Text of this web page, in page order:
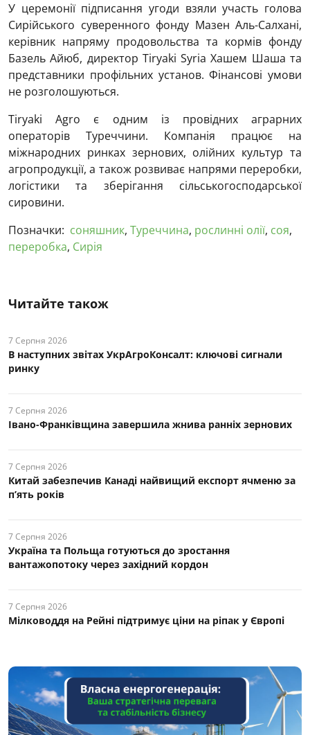
У церемонії підписання угоди взяли участь голова
Сирійського суверенного фонду Мазен Аль-Салхані,
керівник напряму продовольства та кормів фонду
Базель Айюб, директор Tiryaki Syria Хашем Шаша та
представники профільних установ. Фінансові умови
не розголошуються.
Tiryaki Agro є одним із провідних аграрних
операторів Туреччини. Компанія працює на
міжнародних ринках зернових, олійних культур та
агропродукції, а також розвиває напрями переробки,
логістики та зберігання сільськогосподарської
сировини.
Позначки: соняшник, Туреччина, рослинні олії, соя,
переробка, Сирія
Читайте також
7 Серпня 2026
В наступних звітах УкрАгроКонсалт: ключові cигнали
ринку
7 Серпня 2026
Івано-Франківщина завершила жнива ранніх зернових
7 Серпня 2026
Китай забезпечив Канаді найвищий експорт ячменю за
п’ять років
7 Серпня 2026
Україна та Польща готуються до зростання
вантажопотоку через західний кордон
7 Серпня 2026
Мілководдя на Рейні підтримує ціни на ріпак у Європі